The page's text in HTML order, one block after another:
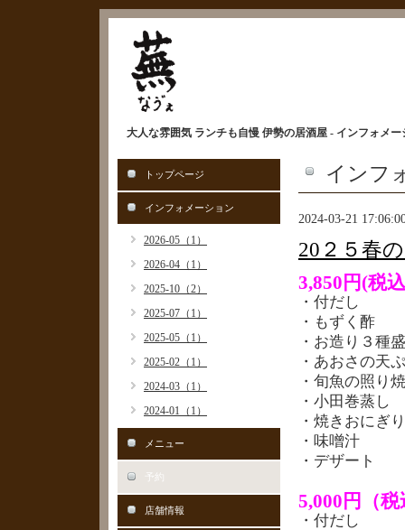
大人な雰囲気 ランチも自慢 伊勢の居酒屋 - インフォメー
インフ
2024-03-21
20２５春
3,850円(税
・付だし
・もずく酢
・お造り３種
・あおさの天
・旬魚の照り
・小田巻蒸し
・焼きおにぎり
・味噌汁
・デザート
5,000円 （
・付だし
トップページ
インフォメーション
2026-05（1）
2026-04（1）
2025-10（2）
2025-07（1）
2025-05（1）
2025-02（1）
2024-03（1）
2024-01（1）
メニュー
予約
店舗情報